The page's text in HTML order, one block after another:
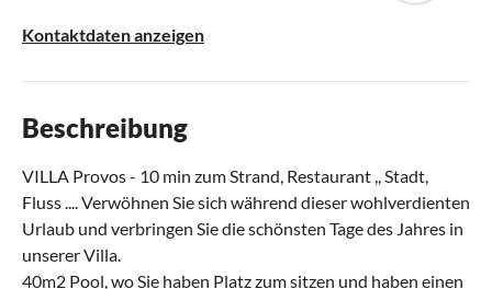
Kontaktdaten anzeigen
Beschreibung
VILLA Provos - 10 min zum Strand, Restaurant ,, Stadt,
Fluss .... Verwöhnen Sie sich während dieser wohlverdienten
Urlaub und verbringen Sie die schönsten Tage des Jahres in
unserer Villa.
40m2 Pool, wo Sie haben Platz zum sitzen und haben einen